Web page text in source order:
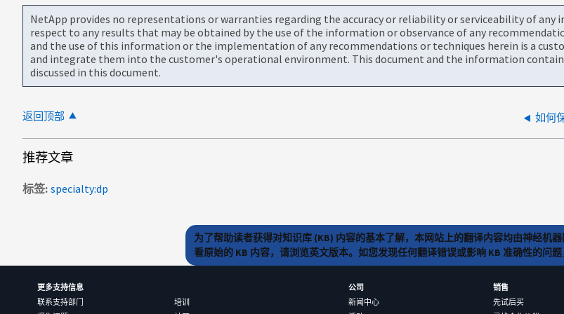
NetApp provides no representations or warranties regarding the accuracy or reliability or serviceability of
respect to any results that may be obtained by the use of the information or observance of any
and the use of this information or the implementation of any recommendations or techniques herein is a
and integrate them into the customer's operational environment. This document and the information
discussed in this document.
返回顶部 如何
推荐文章
标签 specialty:dp
为了帮助读者获得对知识库 (KB) 内容的基本了解，本网站上的翻译内容均由神经机
看原始的 KB 内容，请浏览英文版本。如您发现任何翻译错误或影响 KB 准确性的问
更多支持信息
联系支持部门
培训
公司
新闻中心
销售
先试后买